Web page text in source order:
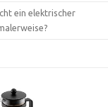
ein elektrischer